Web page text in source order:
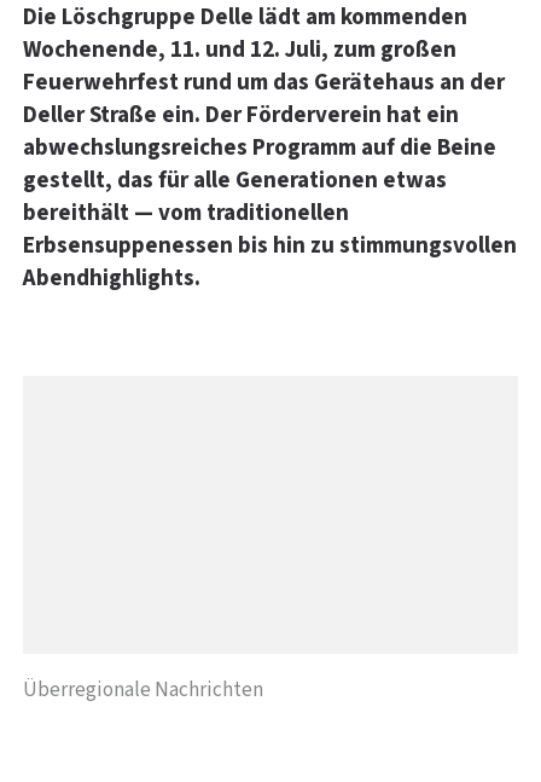
Die Löschgruppe Delle lädt am kommenden
Wochenende, 11. und 12. Juli, zum großen
Feuerwehrfest rund um das Gerätehaus an der
Deller Straße ein. Der Förderverein hat ein
abwechslungsreiches Programm auf die Beine
gestellt, das für alle Generationen etwas
bereithält — vom traditionellen
Erbsensuppenessen bis hin zu stimmungsvollen
Abendhighlights.
Überregionale Nachrichten